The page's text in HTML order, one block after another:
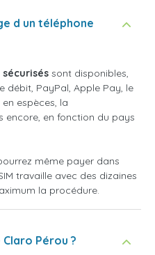
d un téléphone
sont disponibles,
débit, PayPal, Apple Pay, le
espèces, la
encore, en fonction du pays
même payer dans
travaille avec des dizaines
la procédure.
Pérou ?